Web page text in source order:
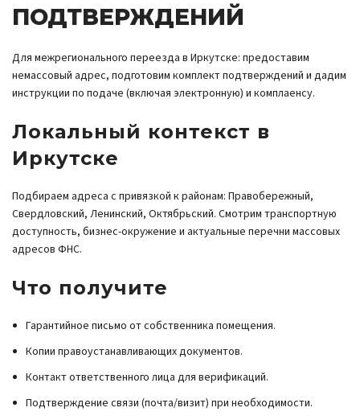
ПОДТВЕРЖДЕНИЙ
Для межрегионального переезда в Иркутске: предоставим
немассовый адрес, подготовим комплект подтверждений и дадим
инструкции по подаче (включая электронную) и комплаенсу.
Локальный контекст в
Иркутске
Подбираем адреса с привязкой к районам: Правобережный,
Свердловский, Ленинский, Октябрьский. Смотрим транспортную
доступность, бизнес-окружение и актуальные перечни массовых
адресов ФНС.
Что получите
Гарантийное письмо от собственника помещения.
Копии правоустанавливающих документов.
Контакт ответственного лица для верификаций.
Подтверждение связи (почта/визит) при необходимости.